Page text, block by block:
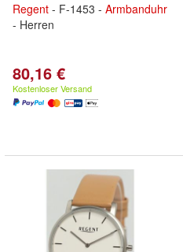
Regent - F-1453 - Armbanduhr
- Herren
80,16 €
Kostenloser Versand